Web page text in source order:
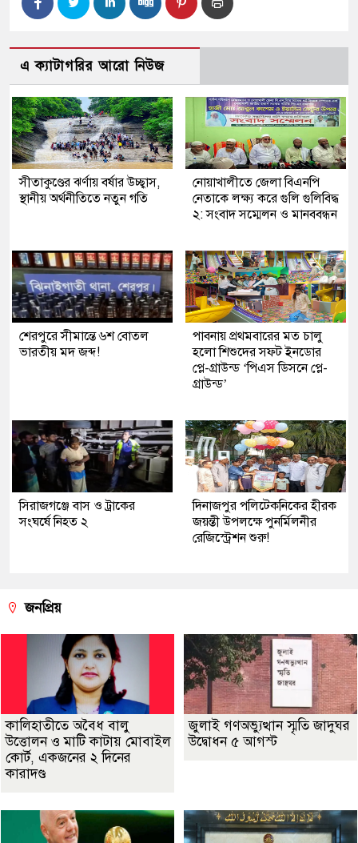
এ ক্যাটাগরির আরো নিউজ
সীতাকুণ্ডের ঝর্ণায় বর্ষার উচ্ছ্বাস,
স্থানীয় অর্থনীতিতে নতুন গতি
নোয়াখালীতে জেলা বিএনপি
নেতাকে লক্ষ্য করে গুলি গুলিবিদ্ধ
২: সংবাদ সম্মেলন ও মানববন্ধন
শেরপুরে সীমান্তে ৬শ বোতল
ভারতীয় মদ জব্দ!
পাবনায় প্রথমবারের মত চালু
হলো শিশুদের সফট ইনডোর
প্লে-গ্রাউন্ড ‘পিএস ডিসনে প্লে-
গ্রাউন্ড’
সিরাজগঞ্জে বাস ও ট্রাকের
সংঘর্ষে নিহত ২
দিনাজপুর পলিটেকনিকের হীরক
জয়ন্তী উপলক্ষে পুনর্মিলনীর
রেজিস্ট্রেশন শুরু!
জনপ্রিয়
কালিহাতীতে অবৈধ বালু
উত্তোলন ও মাটি কাটায় মোবাইল
কোর্ট, একজনের ২ দিনের
কারাদণ্ড
জুলাই গণঅভ্যুত্থান স্মৃতি জাদুঘর
উদ্বোধন ৫ আগস্ট